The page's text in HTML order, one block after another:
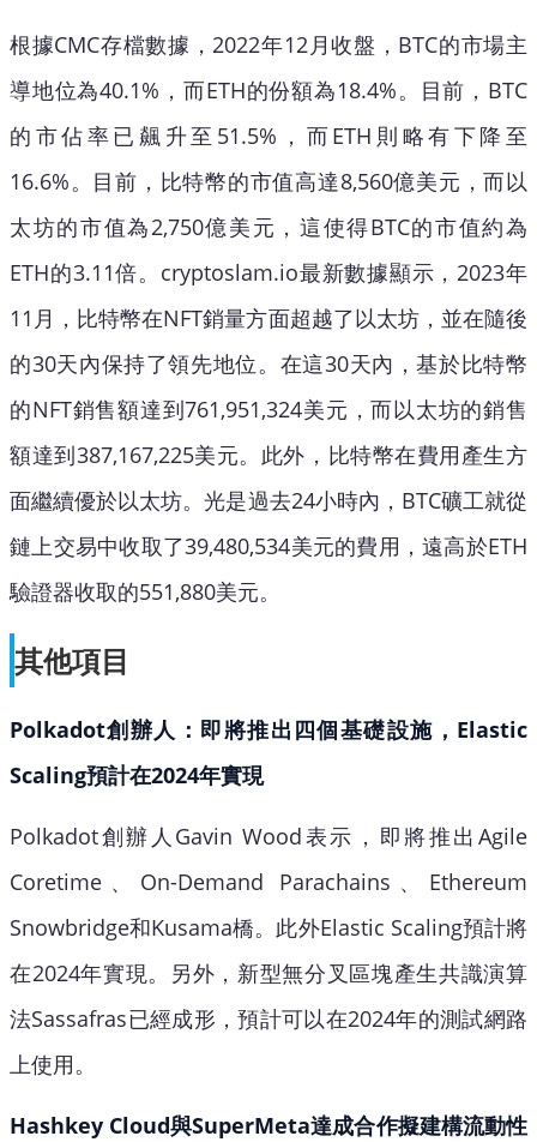
根據CMC存檔數據，2022年12月收盤，BTC的市場主
導地位為40.1%，而ETH的份額為18.4%。目前，BTC
的市佔率已飆升至51.5%，而ETH則略有下降至
16.6%。目前，比特幣的市值高達8,560億美元，而以
太坊的市值為2,750億美元，這使得BTC的市值約為
ETH的3.11倍。cryptoslam.io最新數據顯示，2023年
11月，比特幣在NFT銷量方面超越了以太坊，並在隨後
的30天內保持了領先地位。在這30天內，基於比特幣
的NFT銷售額達到761,951,324美元，而以太坊的銷售
額達到387,167,225美元。此外，比特幣在費用產生方
面繼續優於以太坊。光是過去24小時內，BTC礦工就從
鏈上交易中收取了39,480,534美元的費用，遠高於ETH
驗證器收取的551,880美元。
其他項目
Polkadot創辦人：即將推出四個基礎設施，Elastic
Sc​​aling預計在2024年實現
Polkadot創辦人Gavin Wood表示，即將推出Agile
Coretime、On-Demand Parachains、Ethereum
Snowbridge和Kusama橋。此外Elastic Sc​​aling預計將
在2024年實現。另外，新型無分叉區塊產生共識演算
法Sassafras已經成形，預計可以在2024年的測試網路
上使用。
Hashkey Cloud與SuperMeta達成合作擬建構流動性